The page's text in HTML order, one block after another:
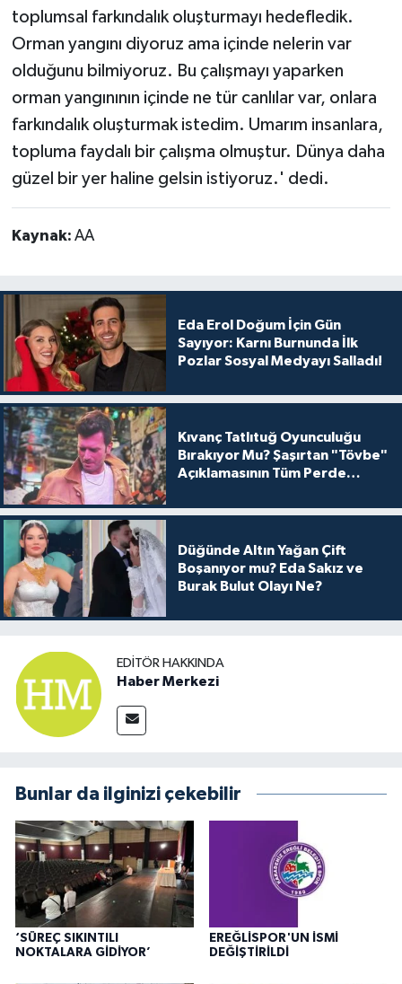
toplumsal farkındalık oluşturmayı hedefledik.
Orman yangını diyoruz ama içinde nelerin var
olduğunu bilmiyoruz. Bu çalışmayı yaparken
orman yangınının içinde ne tür canlılar var, onlara
farkındalık oluşturmak istedim. Umarım insanlara,
topluma faydalı bir çalışma olmuştur. Dünya daha
güzel bir yer haline gelsin istiyoruz.' dedi.
Kaynak: AA
Eda Erol Doğum İçin Gün
Sayıyor: Karnı Burnunda İlk
Pozlar Sosyal Medyayı Salladı!
Kıvanç Tatlıtuğ Oyunculuğu
Bırakıyor Mu? Şaşırtan "Tövbe"
Açıklamasının Tüm Perde
Düğünde Altın Yağan Çift
Boşanıyor mu? Eda Sakız ve
Burak Bulut Olayı Ne?
EDITÖR HAKKINDA
Haber Merkezi
Bunlar da ilginizi çekebilir
‘SÜREÇ SIKINTILI
NOKTALARA GİDİYOR’
EREĞLİSPOR'UN İSMİ
DEĞİŞTİRİLDİ